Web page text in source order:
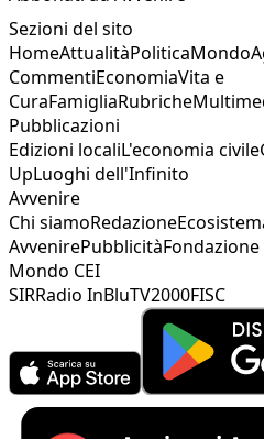
Sezioni del sito
HomeAttualitàPoliticaMondo
CommentiEconomiaVita e
CuraFamigliaRubriche
Pubblicazioni
Edizioni localiL'economia civile
UpLuoghi dell'Infinito
Avvenire
Chi siamoRedazione
AvvenirePubblicità
Mondo CEI
SIRRadio InBluTV2000FISC